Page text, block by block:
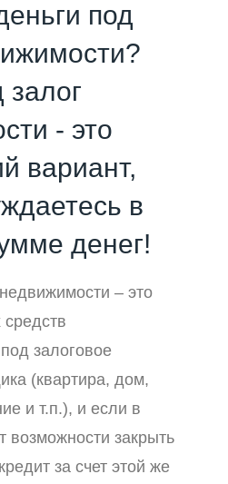
под
залог
- это
вариант,
в
денег!
– это
залоговое
(квартира, дом,
и т.п.), и если в
возможности закрыть
за счет этой же